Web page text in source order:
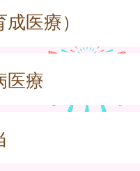
医療）
医療